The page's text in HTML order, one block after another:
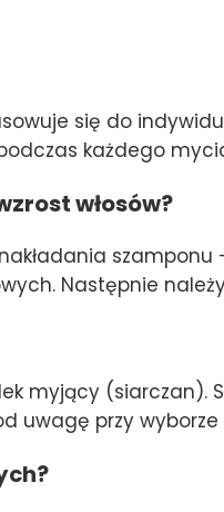
się do
każdego
włosów?
Następnie
myjący (siarczan).
uwagę przy